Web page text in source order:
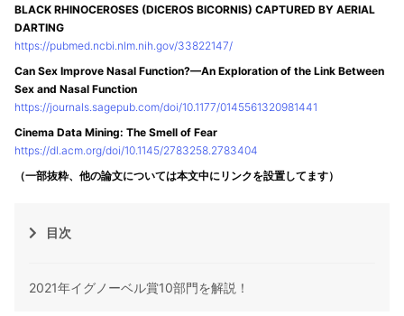
BLACK RHINOCEROSES (DICEROS BICORNIS) CAPTURED BY AERIAL
DARTING
https://pubmed.ncbi.nlm.nih.gov/33822147/
Can Sex Improve Nasal Function?—An Exploration of the Link Between
Sex and Nasal Function
https://journals.sagepub.com/doi/10.1177/0145561320981441
Cinema Data Mining: The Smell of Fear
https://dl.acm.org/doi/10.1145/2783258.2783404
（一部抜粋、他の論文については本文中にリンクを設置してます）
目次
2021年イグノーベル賞10部門を解説！